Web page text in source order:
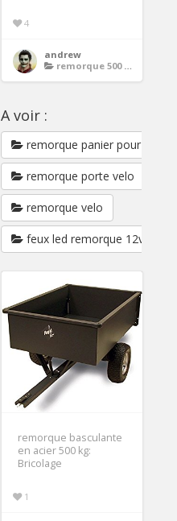
4
andrew
remorque 500 kg
A voir :
remorque panier pour velo
remorque porte velo
remorque velo
feux led remorque 12v
remorque basculante
en acier 500 kg:
Bricolage
1